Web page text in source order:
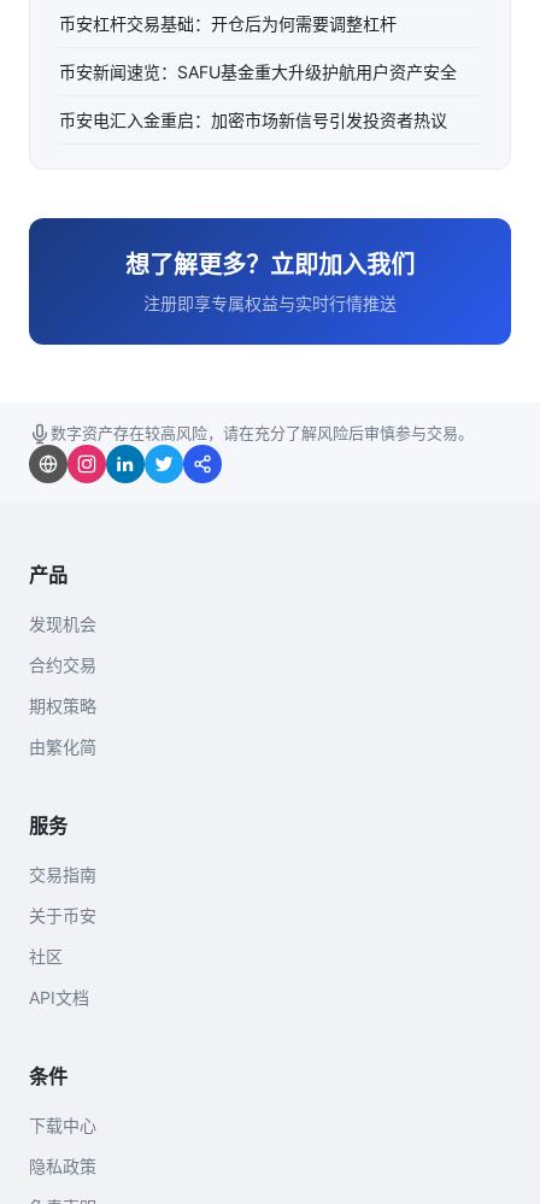
币安杠杆交易基础：开仓后为何需要调整杠杆
币安新闻速览：SAFU基金重大升级护航用户资产安全
币安电汇入金重启：加密市场新信号引发投资者热议
想了解更多？立即加入我们
注册即享专属权益与实时行情推送
数字资产存在较高风险，请在充分了解风险后审慎参与交易。
产品
发现机会
合约交易
期权策略
由繁化简
服务
交易指南
关于币安
社区
API文档
条件
下载中心
隐私政策